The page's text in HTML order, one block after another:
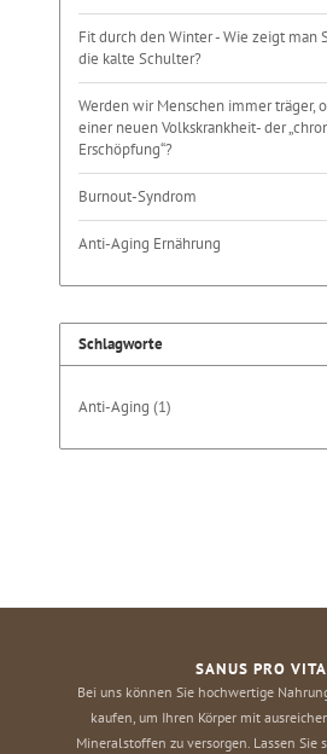
Fit durch den Winter - Wie zeigt man
die kalte Schulter?
Werden wir Menschen immer träger,
einer neuen Volkskrankheit- der
Erschöpfung“?
Burnout-Syndrom
Anti-Aging Ernährung
Schlagworte
Anti-Aging (1)
SANUS PRO VITA
Bei uns können Sie hochwertige
kaufen, um Ihren Körper mit
Mineralstoffen zu versorgen. Lassen Sie